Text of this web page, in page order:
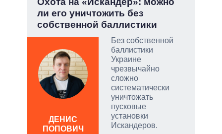
ли его уничтожить без
собственной баллистики
Без собственной
баллистики
Украине
чрезвычайно
сложно
систематически
уничтожать
пусковые
установки
Искандеров.
ДЕНИС
ПОПОВИЧ